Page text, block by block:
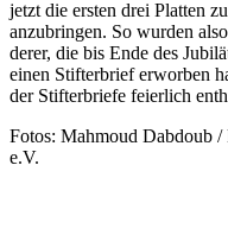
jetzt die ersten drei Platten
anzubringen. So wurden
derer, die bis Ende des
einen Stifterbrief erworben
der Stifterbriefe feierlich
Fotos: Mahmoud Dabdoub
e.V.